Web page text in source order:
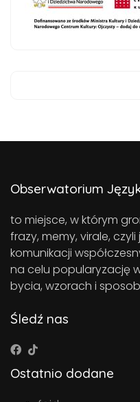
Obserwatorium
to miejsce, w którym
frazy, memy, virale,
komunikacji
na celu popularyzację
bycia, wzorach i
Śledź nas
Ostatnio dodane